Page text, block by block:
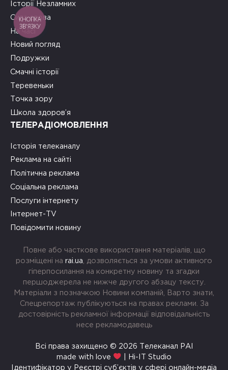
Історії Незламних
Сила слова
На часі
Новий погляд
Подружки
Смачні історії
Теревеньки
Точка зору
Школа здоров’я
ТЕЛЕРАДІОМОВЛЕННЯ
Історія телеканалу
Реклама на сайті
Політична реклама
Соціальна реклама
Послуги інтернету
Інтернет-TV
Повідомити новину
Повне або часткове використання матеріалів, що
розміщені на rai.ua , дозволяється за умови активного
гіперпосилання на конкретну новину та згадки
першоджерела не нижче другого абзацу тексту.
Матеріали з позначкою Новини компаній, Варто знати,
Спецрепортаж публікуються на правах реклами. За
достовірність рекламної інформації відповідальність
несе рекламодавець
Всі права захищено © 2026 Телеканал РАІ
made with love
| Hi-IT Studio
Ідентифікатор у Реєстрі суб’єктів у сфері онлайн-медіа
КНОПКА
ЗВ'ЯЗКУ